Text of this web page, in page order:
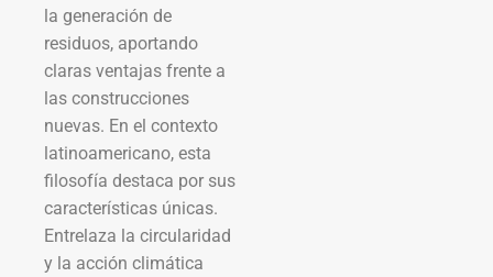
la generación de
residuos, aportando
claras ventajas frente a
las construcciones
nuevas. En el contexto
latinoamericano, esta
filosofía destaca por sus
características únicas.
Entrelaza la circularidad
y la acción climática